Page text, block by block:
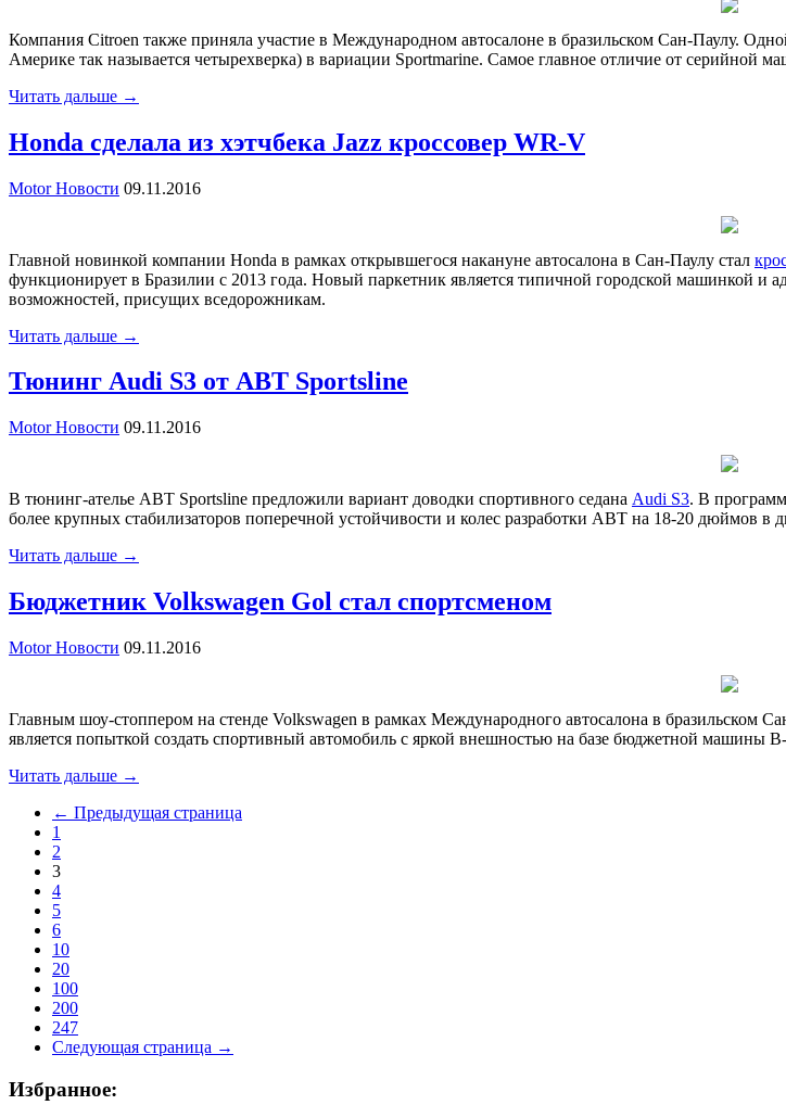
Компания Citroen также приняла участие в Международном автосалоне в бразильском Сан-Паулу.
Америке так называется четырехверка) в вариации Sportmarine. Самое главное отличие от серийной
Читать дальше →
Honda сделала из хэтчбека Jazz кроссовер WR-V
Motor Новости 09.11.2016
Главной новинкой компании Honda в рамках открывшегося накануне автосалона в Сан-Паулу стал
функционирует в Бразилии с 2013 года. Новый паркетник является типичной городской машинкой и
возможностей, присущих вседорожникам.
Читать дальше →
Тюнинг Audi S3 от ABT Sportsline
Motor Новости 09.11.2016
В тюнинг-ателье ABT Sportsline предложили вариант доводки спортивного седана Audi S3. В
более крупных стабилизаторов поперечной устойчивости и колес разработки ABT на 18-20 дюймов в
Читать дальше →
Бюджетник Volkswagen Gol стал спортсменом
Motor Новости 09.11.2016
Главным шоу-стоппером на стенде Volkswagen в рамках Международного автосалона в бразильском
является попыткой создать спортивный автомобиль с яркой внешностью на базе бюджетной машины B-
Читать дальше →
← Предыдущая страница
1
2
3
4
5
6
10
20
100
200
247
Следующая страница →
Избранное: